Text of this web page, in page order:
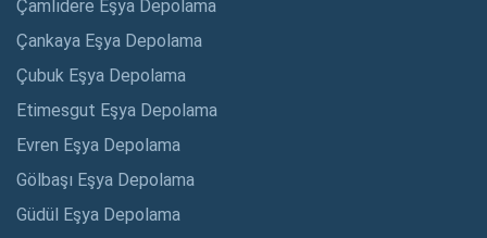
Çamlıdere Eşya Depolama
Çankaya Eşya Depolama
Çubuk Eşya Depolama
Etimesgut Eşya Depolama
Evren Eşya Depolama
Gölbaşı Eşya Depolama
Güdül Eşya Depolama